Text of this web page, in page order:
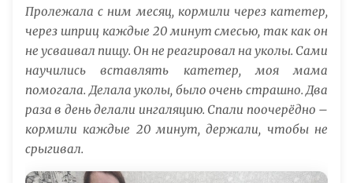
Пролежала с ним месяц, кормили через катетер,
через шприц каждые 20 минут смесью, так как он
не усваивал пищу. Он не реагировал на уколы. Сами
научились вставлять катетер, моя мама
помогала. Делала уколы, было очень страшно. Два
раза в день делали ингаляцию. Спали поочерёдно –
кормили каждые 20 минут, держали, чтобы не
срыгивал.